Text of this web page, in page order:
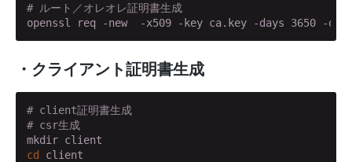
# ルート／オレオレ証明書生成
openssl req -new  -x509 -key ca.key -days 3650 -
・クライアント証明書生成
# client証明書生成
# csr生成
cd client